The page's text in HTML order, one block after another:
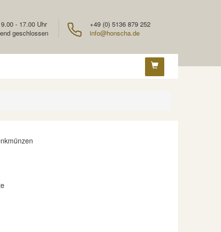
+49 (0) 5136 879 252
info@honscha.de
- 17.00 Uhr
geschlossen